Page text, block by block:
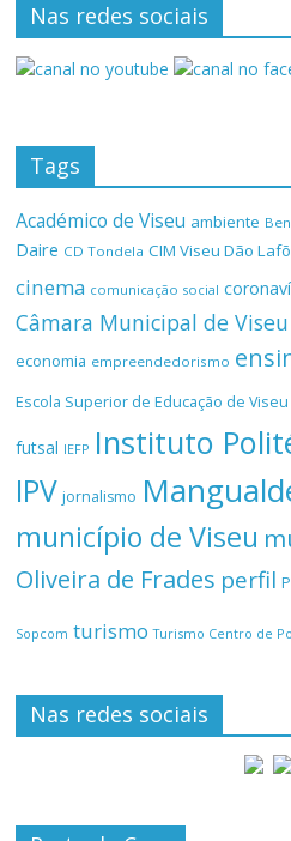
Nas redes sociais
Tags
Académico de Viseu ambiente
Daire CD Tondela CIM Viseu Dão
cinema comunicação social
Câmara Municipal de Viseu
economia empreendedorismo
Escola Superior de Educação de Viseu
futsal IEFP Instituto
IPV jornalismo
município de Viseu
Oliveira de Frades perfil
Sopcom turismo Turismo Centro de
Nas redes sociais